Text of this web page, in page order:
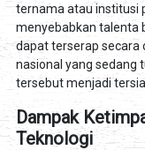
ternama atau institusi
menyebabkan talenta
dapat terserap secara
nasional yang sedang
tersebut menjadi
Dampak
Teknologi